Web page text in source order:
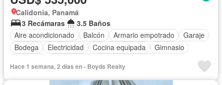
Calidonia, Panamá
3 Recámaras
3.5 Baños
Aire acondicionado
Balcón Armario empotrado
Garaje
Bodega
Electricidad Cocina equipada
Gimnasio
Cuarto de servicio
Piscina Agua
Hace 1 semana, 2 días en - Boyds Realty